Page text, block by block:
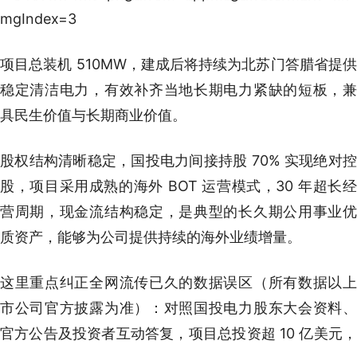
项目总装机 510MW，建成后将持续为北苏门答腊省提供
稳定清洁电力，有效补齐当地长期电力紧缺的短板，兼
具民生价值与长期商业价值。
股权结构清晰稳定，国投电力间接持股 70% 实现绝对控
股，项目采用成熟的海外 BOT 运营模式，30 年超长经
营周期，现金流结构稳定，是典型的长久期公用事业优
质资产，能够为公司提供持续的海外业绩增量。
这里重点纠正全网流传已久的数据误区（所有数据以上
市公司官方披露为准）：对照国投电力股东大会资料、
官方公告及投资者互动答复，项目总投资超 10 亿美元，